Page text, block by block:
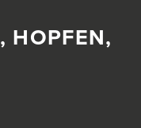
HOPFEN,